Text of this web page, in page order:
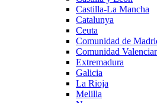
Castilla-La Mancha
Catalunya
Ceuta
Comunidad de
Comunidad
Extremadura
Galicia
La Rioja
Melilla